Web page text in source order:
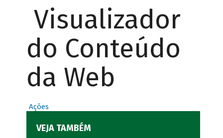
Visualizador
do Conteúdo
da Web
Ações
VEJA TAMBÉM